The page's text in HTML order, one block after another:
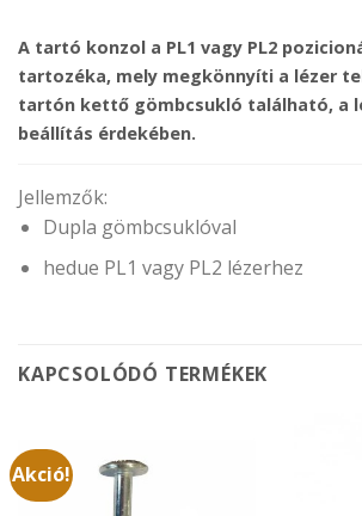
A tartó konzol a PL1 vagy PL2
tartozéka, mely megkönnyíti a lézer
tartón kettő gömbcsukló található, a
beállítás érdekében.
Jellemzők:
Dupla gömbcsuklóval
hedue PL1 vagy PL2 lézerhez
KAPCSOLÓDÓ TERMÉKEK
Akció!